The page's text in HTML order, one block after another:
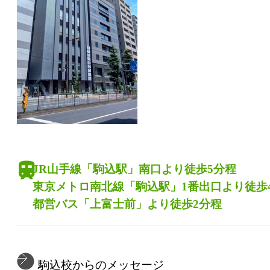
JR山手線「駒込駅」南口より徒歩5分程
東京メトロ南北線「駒込駅」1番出口より徒歩
都営バス「上富士前」より徒歩2分程
駒込校からのメッセージ